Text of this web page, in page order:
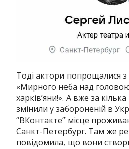
Тоді актори попрощалися
«Мирного неба над
харків’яни!». А вже за кілька
змінили у забороненій в
“ВКонтакте” місце
Санкт-Петербург. Там же
повідомила, що вони